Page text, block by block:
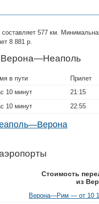
577 км.
8 881 р.
Верона—Неаполь
в пути
Прилет
10 минут
21:15
10 минут 22:55
Стоимость
из
Верона—Рим — от 10